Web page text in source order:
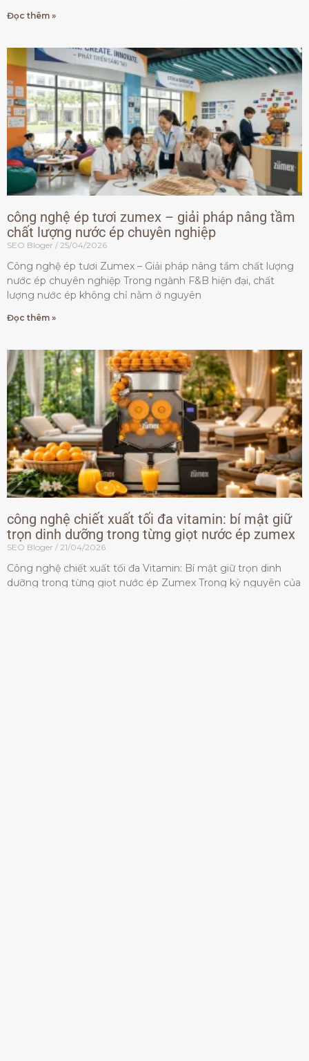
Đọc thêm »
công nghệ ép tươi zumex – giải pháp nâng tầm
chất lượng nước ép chuyên nghiệp
SEO Bloger 25/04/2026
Công nghệ ép tươi Zumex – Giải pháp nâng tầm chất lượng
nước ép chuyên nghiệp Trong ngành F&B hiện đại, chất
lượng nước ép không chỉ nằm ở nguyên
Đọc thêm »
công nghệ chiết xuất tối đa vitamin: bí mật giữ
trọn dinh dưỡng trong từng giọt nước ép zumex
SEO Bloger 21/04/2026
Công nghệ chiết xuất tối đa Vitamin: Bí mật giữ trọn dinh
dưỡng trong từng giọt nước ép Zumex Trong kỷ nguyên của